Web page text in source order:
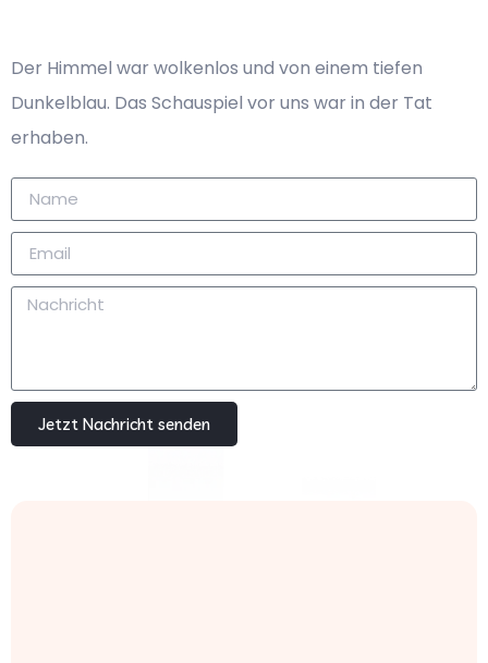
Der Himmel war wolkenlos und von einem tiefen
Dunkelblau. Das Schauspiel vor uns war in der Tat
erhaben.
Jetzt Nachricht senden